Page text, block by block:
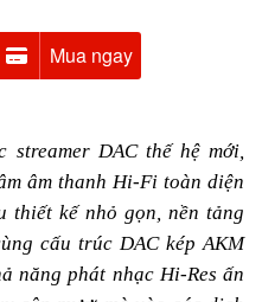
Mua ngay
streamer DAC thế hệ mới,
âm thanh Hi-Fi toàn diện
thiết kế nhỏ gọn, nền tảng
cấu trúc DAC kép AKM
năng phát nhạc Hi-Res ấn